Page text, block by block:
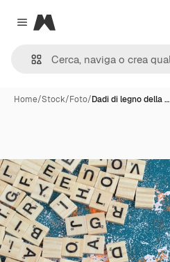
Close menu
Magnific
Home/Stock/Foto/Dadi di legno della …